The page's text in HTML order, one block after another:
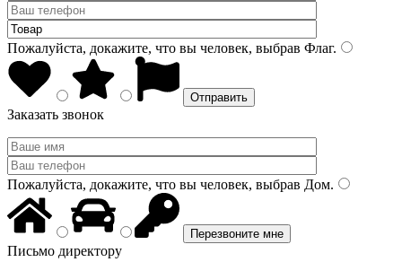
Пожалуйста, докажите, что вы человек, выбрав Флаг.
Заказать звонок
Пожалуйста, докажите, что вы человек, выбрав Дом.
Письмо директору